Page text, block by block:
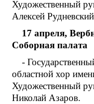
Художественный
Алексей
17 апреля,
Соборная палата
-
областной хор
Художественный
Николай Азаров.